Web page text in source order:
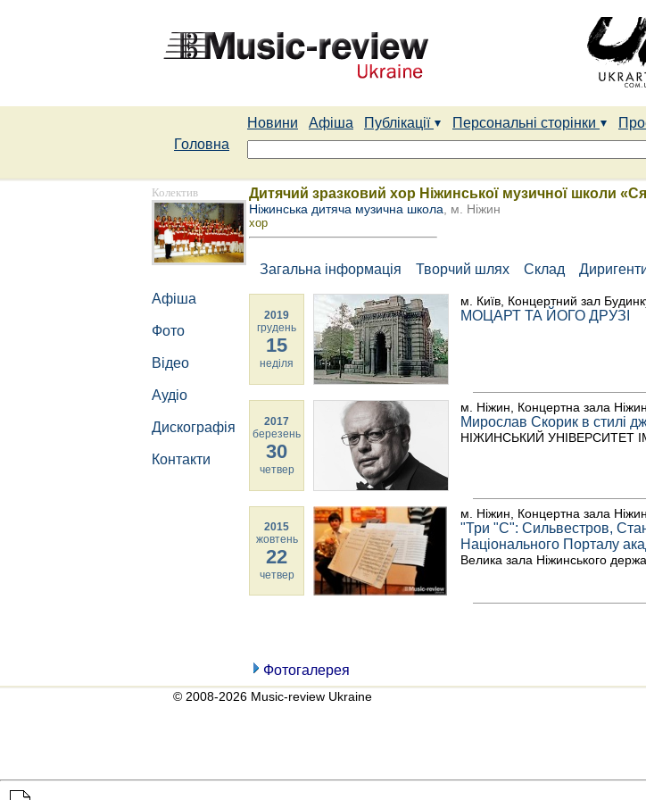
Новини Афіша Публікації Персональні сторінки
Головна
Колектив
Афіша
Фото
Відео
Аудіо
Дискографія
Контакти
Дитячий зразковий хор Ніжинської музичної школи
Ніжинська дитяча музична школа , м. Ніжин
хор
Загальна інформація Творчий шлях Склад
2019
грудень
15
неділя
м. Київ, Концертний зал
МОЦАРТ ТА ЙОГО ДРУЗІ
2017
березень
30
четвер
м. Ніжин, Концертна зала
Мирослав Скорик в стилі
НІЖИНСЬКИЙ УНІВЕРСИТЕТ
2015
жовтень
22
четвер
м. Ніжин, Концертна зала
"Три "С": Сильвестров,
Національного Порталу
Велика зала Ніжинського
Фотогалерея
© 2008-2026 Music-review Ukraine